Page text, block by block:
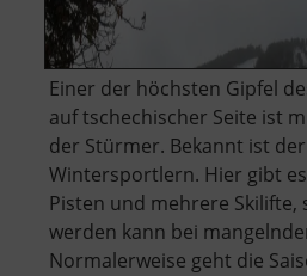
Einer der höchsten Gipfel
auf tschechischer Seite ist
der Stürmer. Bekannt ist
Wintersportlern. Hier gibt
Pisten und mehrere Skilifte,
werden kann bei
Normalerweise geht die